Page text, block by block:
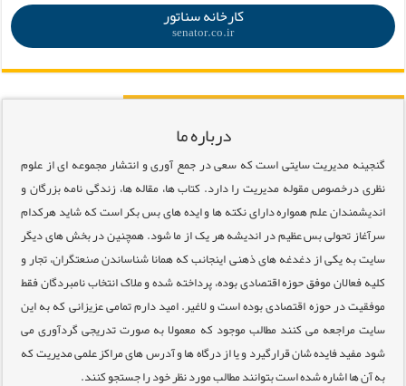
کارخانه سناتور
senator.co.ir
درباره ما
گنجینه مدیریت سایتی است که سعی در جمع آوری و انتشار مجموعه ای از علوم
نظری درخصوص مقوله مدیریت را دارد. کتاب ها، مقاله ها، زندگی نامه بزرگان و
اندیشمندان علم همواره دارای نکته ها و ایده های بس بکر است که شاید هرکدام
سرآغاز تحولی بس عظیم در اندیشه هر یک از ما شود. همچنین در بخش های دیگر
سایت به یکی از دغدغه های ذهنی اینجانب که همانا شناساندن صنعتگران، تجار و
کلیه فعالان موفق حوزه اقتصادی بوده، پرداخته شده و ملاک انتخاب نامبردگان فقط
موفقیت در حوزه اقتصادی بوده است و لاغیر. امید دارم تمامی عزیزانی که به این
سایت مراجعه می کنند مطالب موجود که معمولا به صورت تدریجی گردآوری می
شود مفید فایده شان قرارگیرد و یا از درگاه ها و آدرس های مراکز علمی مدیریت که
به آن ها اشاره شده است بتوانند مطالب مورد نظر خود را جستجو کنند.